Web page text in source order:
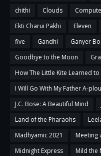
chithi
Clouds
Ekti Charui Pakhi
Eleven
five
Gandhi Ganyer
Goodbye to the Moon
How The Little Kite Learned to
I Will Go With My Father A-
J.C. Bose: A Beautiful Mind
Land of the Pharaohs
Madhyamic 2021
Meeting
Midnight Express
Mild the